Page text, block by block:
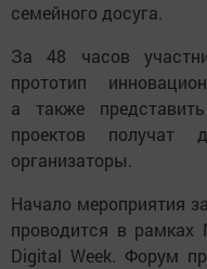
семейного досуга.
За 48 часов
прототип
а также
проектов получат
организаторы.
Начало мероприятия
проводится в рамках
Digital Week. Форум